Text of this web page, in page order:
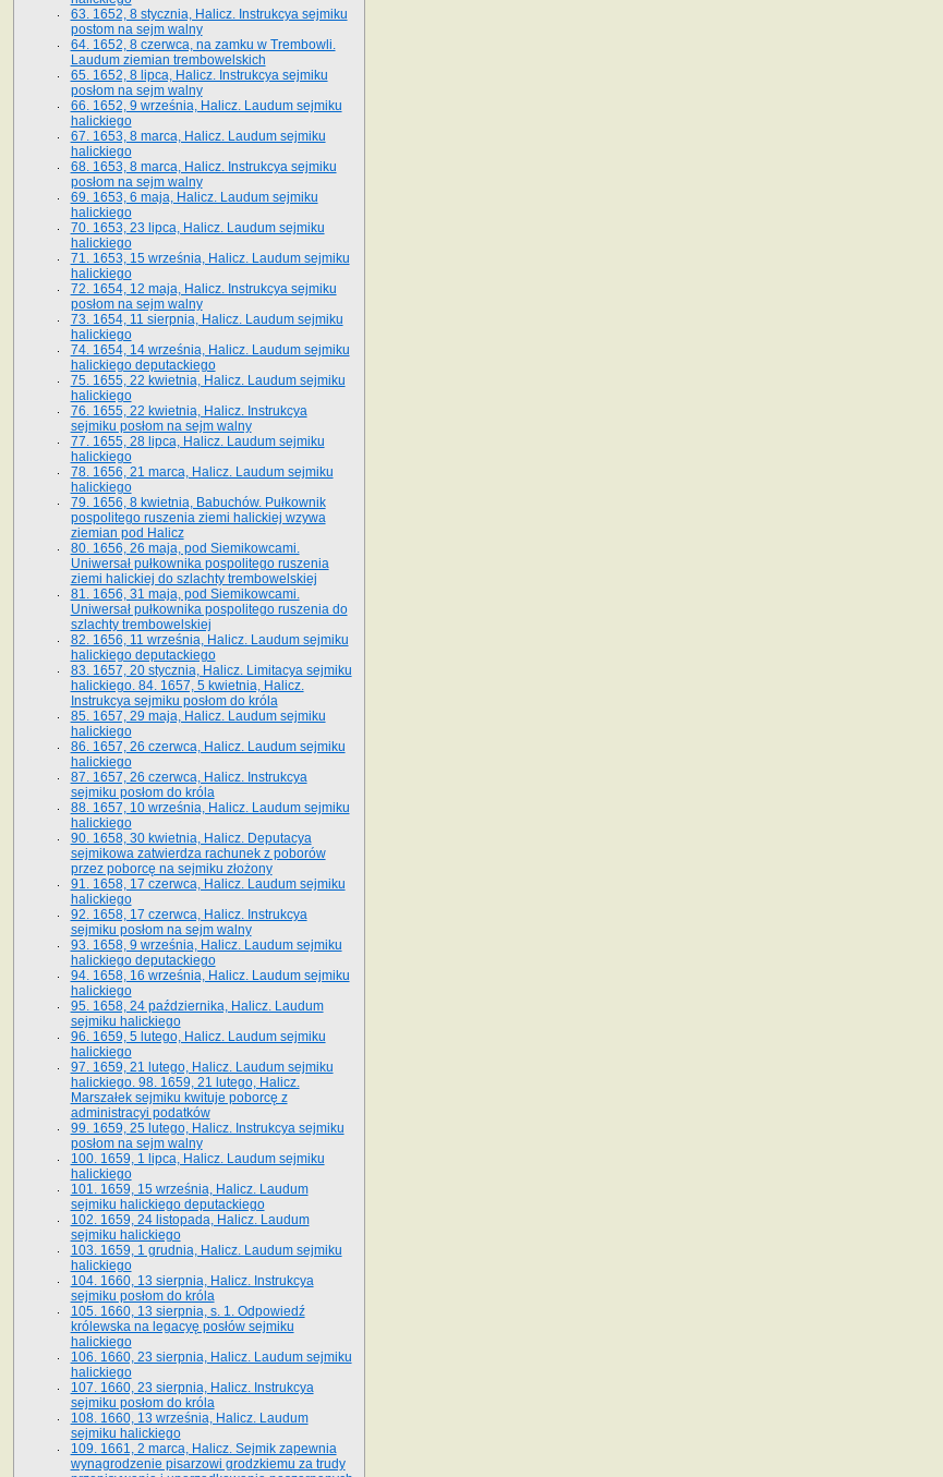
63. 1652, 8 stycznia, Halicz. Instrukcya sejmiku
postom na sejm walny
64. 1652, 8 czerwca, na zamku w Trembowli.
Laudum ziemian trembowelskich
65. 1652, 8 lipca, Halicz. Instrukcya sejmiku
posłom na sejm walny
66. 1652, 9 września, Halicz. Laudum sejmiku
halickiego
67. 1653, 8 marca, Halicz. Laudum sejmiku
halickiego
68. 1653, 8 marca, Halicz. Instrukcya sejmiku
posłom na sejm walny
69. 1653, 6 maja, Halicz. Laudum sejmiku
halickiego
70. 1653, 23 lipca, Halicz. Laudum sejmiku
halickiego
71. 1653, 15 września, Halicz. Laudum sejmiku
halickiego
72. 1654, 12 maja, Halicz. Instrukcya sejmiku
posłom na sejm walny
73. 1654, 11 sierpnia, Halicz. Laudum sejmiku
halickiego
74. 1654, 14 września, Halicz. Laudum sejmiku
halickiego deputackiego
75. 1655, 22 kwietnia, Halicz. Laudum sejmiku
halickiego
76. 1655, 22 kwietnia, Halicz. Instrukcya
sejmiku posłom na sejm walny
77. 1655, 28 lipca, Halicz. Laudum sejmiku
halickiego
78. 1656, 21 marca, Halicz. Laudum sejmiku
halickiego
79. 1656, 8 kwietnia, Babuchów. Pułkownik
pospolitego ruszenia ziemi halickiej wzywa
ziemian pod Halicz
80. 1656, 26 maja, pod Siemikowcami.
Uniwersał pułkownika pospolitego ruszenia
ziemi halickiej do szlachty trembowelskiej
81. 1656, 31 maja, pod Siemikowcami.
Uniwersał pułkownika pospolitego ruszenia do
szlachty trembowelskiej
82. 1656, 11 września, Halicz. Laudum sejmiku
halickiego deputackiego
83. 1657, 20 stycznia, Halicz. Limitacya sejmiku
halickiego. 84. 1657, 5 kwietnia, Halicz.
Instrukcya sejmiku posłom do króla
85. 1657, 29 maja, Halicz. Laudum sejmiku
halickiego
86. 1657, 26 czerwca, Halicz. Laudum sejmiku
halickiego
87. 1657, 26 czerwca, Halicz. Instrukcya
sejmiku posłom do króla
88. 1657, 10 września, Halicz. Laudum sejmiku
halickiego
90. 1658, 30 kwietnia, Halicz. Deputacya
sejmikowa zatwierdza rachunek z poborów
przez poborcę na sejmiku złożony
91. 1658, 17 czerwca, Halicz. Laudum sejmiku
halickiego
92. 1658, 17 czerwca, Halicz. Instrukcya
sejmiku posłom na sejm walny
93. 1658, 9 września, Halicz. Laudum sejmiku
halickiego deputackiego
94. 1658, 16 września, Halicz. Laudum sejmiku
halickiego
95. 1658, 24 października, Halicz. Laudum
sejmiku halickiego
96. 1659, 5 lutego, Halicz. Laudum sejmiku
halickiego
97. 1659, 21 lutego, Halicz. Laudum sejmiku
halickiego. 98. 1659, 21 lutego, Halicz.
Marszałek sejmiku kwituje poborcę z
administracyi podatków
99. 1659, 25 lutego, Halicz. Instrukcya sejmiku
posłom na sejm walny
100. 1659, 1 lipca, Halicz. Laudum sejmiku
halickiego
101. 1659, 15 września, Halicz. Laudum
sejmiku halickiego deputackiego
102. 1659, 24 listopada, Halicz. Laudum
sejmiku halickiego
103. 1659, 1 grudnia, Halicz. Laudum sejmiku
halickiego
104. 1660, 13 sierpnia, Halicz. Instrukcya
sejmiku posłom do króla
105. 1660, 13 sierpnia, s. 1. Odpowiedź
królewska na legacyę posłów sejmiku
halickiego
106. 1660, 23 sierpnia, Halicz. Laudum sejmiku
halickiego
107. 1660, 23 sierpnia, Halicz. Instrukcya
sejmiku posłom do króla
108. 1660, 13 września, Halicz. Laudum
sejmiku halickiego
109. 1661, 2 marca, Halicz. Sejmik zapewnia
wynagrodzenie pisarzowi grodzkiemu za trudy